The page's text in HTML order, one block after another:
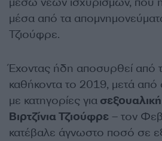
μέσα από τα απομνημονεύματα
Τζιούφρε.
Έχοντας ήδη αποσυρθεί από
καθήκοντα το 2019, μετά από
με κατηγορίες για
Βιρτζίνια Τζιούφρε – τον
κατέβαλε άγνωστο ποσό σε